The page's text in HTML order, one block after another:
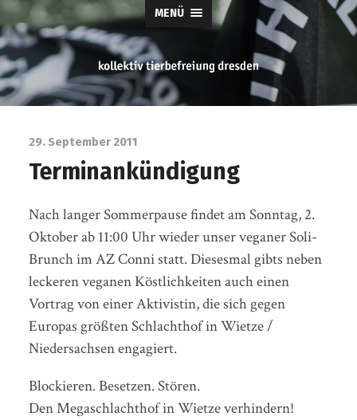
MENÜ
tierbefreiung
29. September 2011
Terminankündigung
Nach langer Sommerpause findet am Sonntag, 2.
Oktober ab 11:00 Uhr wieder unser veganer Soli-
Brunch im AZ Conni statt. Diesesmal gibts neben
leckeren veganen Köstlichkeiten auch einen
Vortrag von einer Aktivistin, die sich gegen
Europas größten Schlachthof in Wietze /
Niedersachsen engagiert.
Blockieren. Besetzen. Stören.
Den Megaschlachthof in Wietze verhindern!